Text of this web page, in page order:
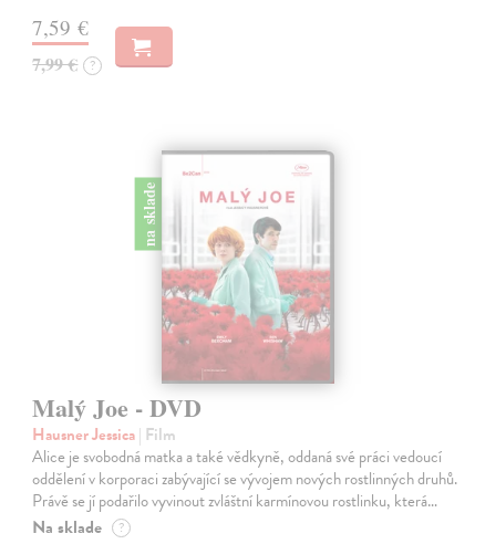
7,59 €
7,99 € ?
na sklade
Malý Joe - DVD
Hausner Jessica| Film
Alice je svobodná matka a také vědkyně, oddaná své práci vedoucí
oddělení v korporaci zabývající se vývojem nových rostlinných druhů.
Právě se jí podařilo vyvinout zvláštní karmínovou rostlinku, která…
Na sklade ?